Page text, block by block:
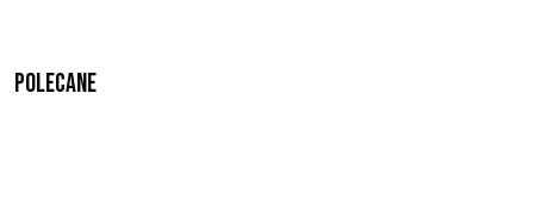
Polecane